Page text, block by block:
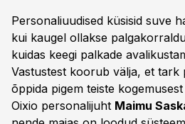
Personaliuudised küsisid suve
kui kaugel ollakse
kuidas keegi palkade
Vastustest koorub välja, et tark
õppida pigem teiste
Oixio personalijuht Maimu